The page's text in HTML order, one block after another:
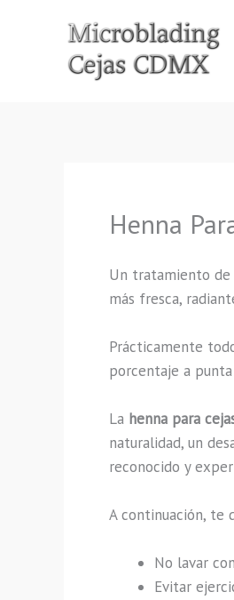
Henna
Un tratamiento de
más fresca,
Prácticamente
porcentaje a
La henna para
naturalidad, un
reconocido y
A continuación, te
No lavar
Evitar